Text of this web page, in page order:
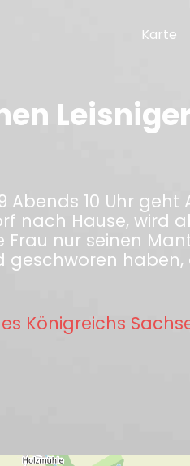
Karte
Abends 10 Uhr
nach Hause, wird
nur seinen
geschworen
Königreichs